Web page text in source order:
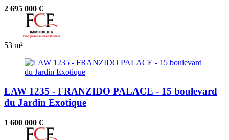
2 695 000 €
53 m²
LAW 1235 - FRANZIDO PALACE - 15 boulevard
du Jardin Exotique
1 600 000 €